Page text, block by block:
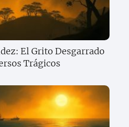
El Grito Desgarrado
Trágicos